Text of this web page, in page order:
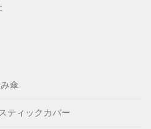
傘
ティックカバー